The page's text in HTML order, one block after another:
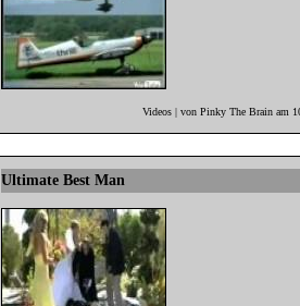
Videos | von Pinky The Brain am
Ultimate Best Man